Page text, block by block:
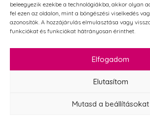
beleegyezik ezekbe a technológiákba, akkor olyan
fel ezen az oldalon, mint a böngészési viselkedés
azonosítók. A hozzájárulás elmulasztása vagy
funkciókat és funkciókat hátrányosan érinthet.
Elfogadom
Elutasítom
Mutasd a beállításokat